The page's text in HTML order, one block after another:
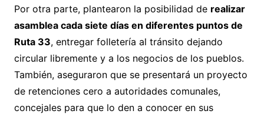
Por otra parte, plantearon la posibilidad de realizar
asamblea cada siete días en diferentes puntos de
Ruta 33, entregar folletería al tránsito dejando
circular libremente y a los negocios de los pueblos.
También, aseguraron que se presentará un proyecto
de retenciones cero a autoridades comunales,
concejales para que lo den a conocer en sus